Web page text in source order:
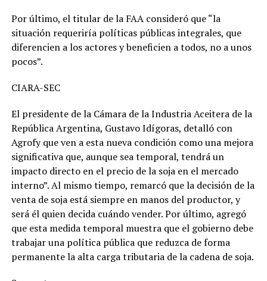
Por último, el titular de la FAA consideró que “la
situación requeriría políticas públicas integrales, que
diferencien a los actores y beneficien a todos, no a unos
pocos”.
CIARA-SEC
El presidente de la Cámara de la Industria Aceitera de la
República Argentina, Gustavo Idígoras, detalló con
Agrofy que ven a esta nueva condición como una mejora
significativa que, aunque sea temporal, tendrá un
impacto directo en el precio de la soja en el mercado
interno”. Al mismo tiempo, remarcó que la decisión de la
venta de soja está siempre en manos del productor, y
será él quien decida cuándo vender. Por último, agregó
que esta medida temporal muestra que el gobierno debe
trabajar una política pública que reduzca de forma
permanente la alta carga tributaria de la cadena de soja.